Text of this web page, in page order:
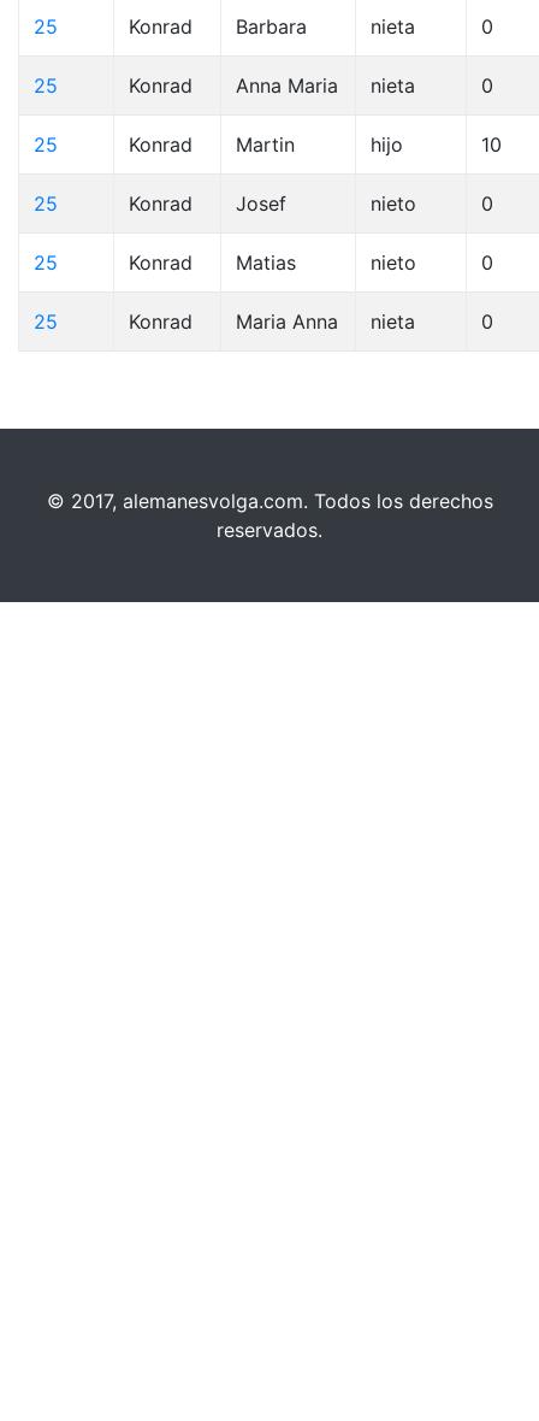
25 Konrad Barbara nieta 0
25 Konrad Anna Maria nieta 0
25 Konrad Martin hijo 10
25 Konrad Josef nieto 0
25 Konrad Matias nieto 0
25 Konrad Maria Anna nieta 0
© 2017, alemanesvolga.com. Todos los derechos
reservados.